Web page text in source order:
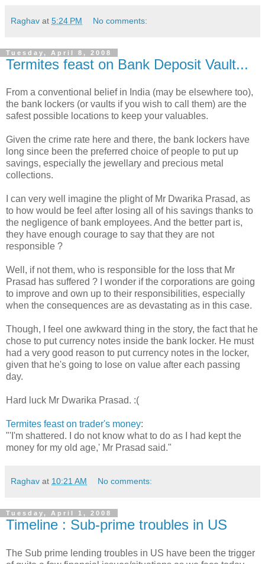
Raghav at 5:24 PM No comments:
Tuesday, April 8, 2008
Termites feast on Bank Deposit Vault...
From a conventional belief in India (may be elsewhere too),
the bank lockers (or vaults if you wish to call them) are the
safest possible locations to keep your valuables.
Given the crime rate here and there, the bank lockers have
long since been the preferred choice of people to put up
savings, especially the jewellary and precious metal
collections.
I can very well imagine the plight of Mr Dwarika Prasad, as
to how would be feel after losing all of his savings thanks to
the negligence of bank employees. And the better part is,
they have enough courage to say that they are not
responsible ?
Well, if not them, who is responsible for the loss that Mr
Prasad has suffered ? I wonder if the corporations are going
to improve and own up to their responsibilities, especially
when the consequences are as devastating as in this case.
Though, I feel one awkward thing in the story, the fact that he
chose to put currency notes inside the bank locker. He must
had a very good reason to put currency notes in the locker,
given that he's going to lose on value after each passing
day.
Hard luck Mr Dwarika Prasad. :(
Termites feast on trader's money:
"'I'm shattered. I do not know what to do as I had kept the
money for my old age,' Mr Prasad said."
Raghav at 10:21 AM No comments:
Tuesday, April 1, 2008
Timeline : Sub-prime troubles in US
The Sub prime lending troubles in US have been the trigger